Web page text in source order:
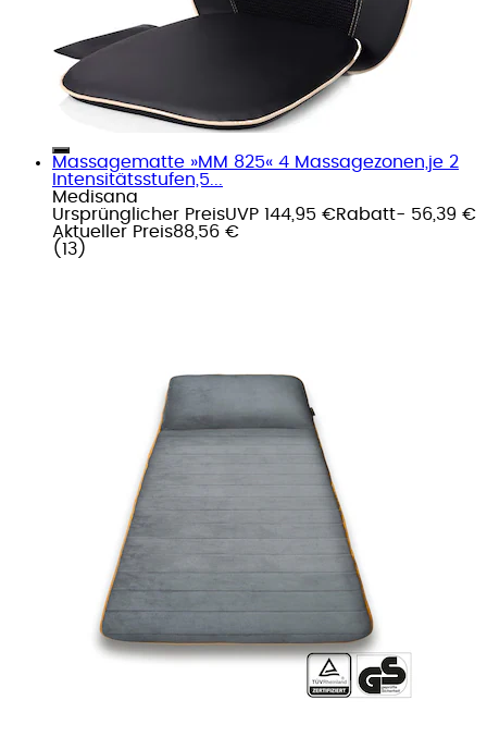
Massagematte »MM 825« 4 Massagezonen,je 2
Intensitätsstufen,5...
Medisana
Ursprünglicher PreisUVP 144,95 €Rabatt- 56,39 €
Aktueller Preis88,56 €
( 13 )